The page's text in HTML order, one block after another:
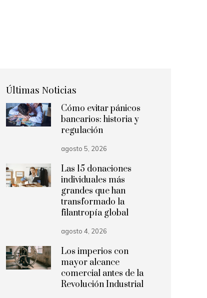
Últimas Noticias
Cómo evitar pánicos
bancarios: historia y
regulación
agosto 5, 2026
Las 15 donaciones
individuales más
grandes que han
transformado la
filantropía global
agosto 4, 2026
Los imperios con
mayor alcance
comercial antes de la
Revolución Industrial